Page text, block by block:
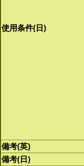
使用条件(日)
備考(英)
備考(日)